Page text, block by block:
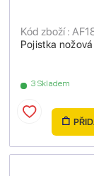
Pojistka
Kód zboží :
3 Skladem